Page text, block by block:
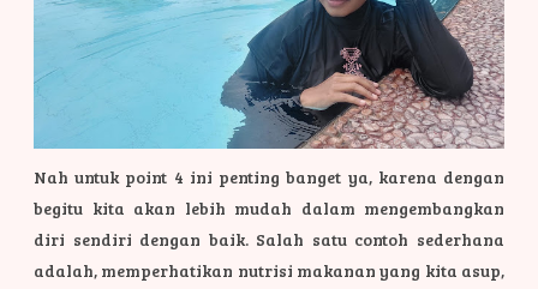
Nah untuk point 4 ini penting banget ya, karena dengan
begitu kita akan lebih mudah dalam mengembangkan
diri sendiri dengan baik. Salah satu contoh sederhana
adalah, memperhatikan nutrisi makanan yang kita asup,